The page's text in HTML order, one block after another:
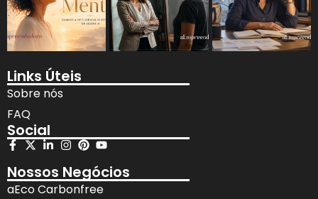
Links Úteis
Sobre nós
FAQ
Social
Nossos Negócios
aEco Carbonfree